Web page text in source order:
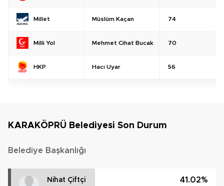
Millet Müslüm Kaçan 74
Milli Yol Mehmet Cihat Bucak 70
HKP Hacı Uyar 56
KARAKÖPRÜ Belediyesi Son Durum
Belediye Başkanlığı
Nihat Çiftçi 41.02%